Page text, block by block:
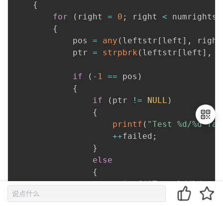
{
for
( right = 0 ; right < numrights
{
            pos
= any ( leftstr [ left ] ,
            ptr
= strpbrk ( leftstr [ left ] ,
if ( - 1 == pos )
{
if
( ptr != NULL )
{
printf ( "Test %d/%d
++failed ;
}
else
{
printf("Test %d/%d